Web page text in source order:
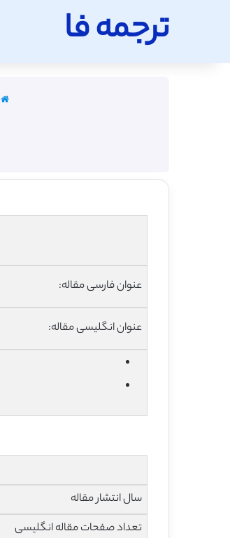
ترجمه فا
عنوان فارسی مقاله:
عنوان انگلیسی مقاله:
سال انتشار مقاله
تعداد صفحات مقاله انگلیسی